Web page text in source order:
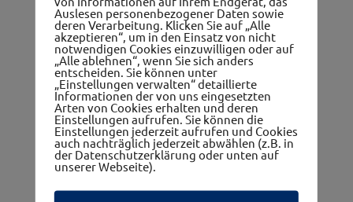
Frauennetzwerk
Auslesen personenbezogener Daten sowie
deren Verarbeitung. Klicken Sie auf „Alle
akzeptieren“, um in den Einsatz von nicht
notwendigen Cookies einzuwilligen oder auf
„Alle ablehnen“, wenn Sie sich anders
entscheiden. Sie können unter
„Einstellungen verwalten“ detaillierte
Informationen der von uns eingesetzten
Arten von Cookies erhalten und deren
Einstellungen aufrufen. Sie können die
Einstellungen jederzeit aufrufen und Cookies
auch nachträglich jederzeit abwählen (z.B. in
der Datenschutzerklärung oder unten auf
unserer Webseite).